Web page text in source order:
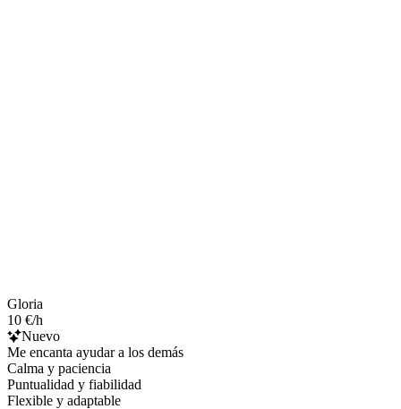
Gloria
10 €/h
Nuevo
Me encanta ayudar a los demás
Calma y paciencia
Puntualidad y fiabilidad
Flexible y adaptable